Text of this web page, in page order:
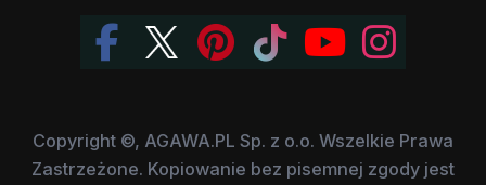
Copyright ©, AGAWA.PL Sp. z o.o. Wszelkie Prawa
Zastrzeżone. Kopiowanie bez pisemnej zgody jest